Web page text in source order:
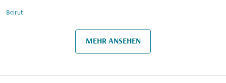
Beirut
MEHR ANSEHEN